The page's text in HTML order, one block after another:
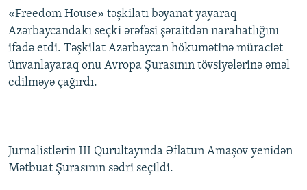
«Freedom House» təşkilatı bəyanat yayaraq
Azərbaycandakı seçki ərəfəsi şəraitdən narahatlığını
ifadə etdi. Təşkilat Azərbaycan hökumətinə müraciət
ünvanlayaraq onu Avropa Şurasının tövsiyələrinə əməl
edilməyə çağırdı.
Jurnalistlərin III Qurultayında Əflatun Amaşov yenidən
Mətbuat Şurasının sədri seçildi.